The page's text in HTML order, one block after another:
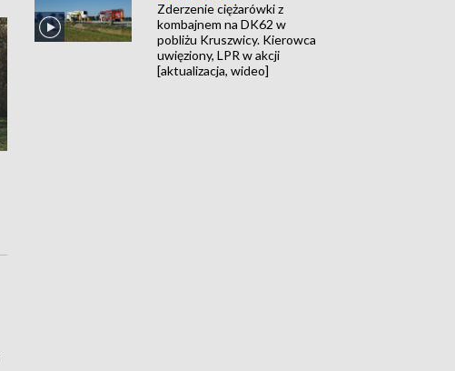
Zderzenie ciężarówki z
kombajnem na DK62 w
pobliżu Kruszwicy. Kierowca
uwięziony, LPR w akcji
[aktualizacja, wideo]